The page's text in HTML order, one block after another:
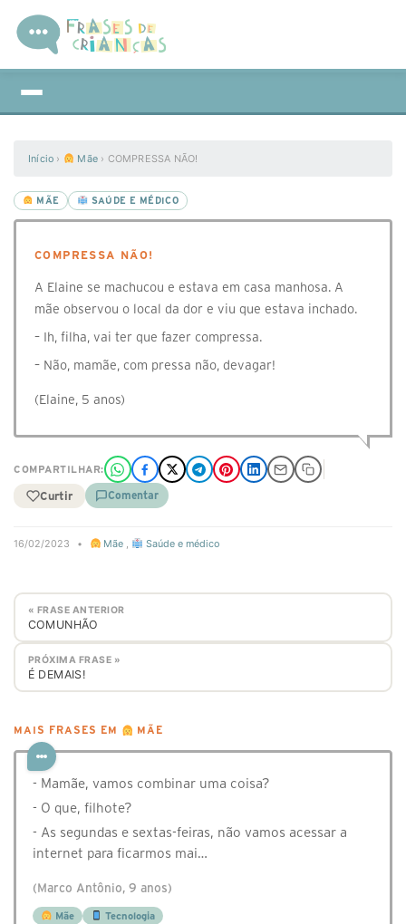
Início › Mãe › COMPRESSA NÃO!
MÃE SAÚDE E MÉDICO
COMPRESSA NÃO!
A Elaine se machucou e estava em casa manhosa. A
mãe observou o local da dor e viu que estava inchado.
– Ih, filha, vai ter que fazer compressa.
– Não, mamãe, com pressa não, devagar!
(Elaine, 5 anos)
COMPARTILHAR:
Curtir Comentar
16/02/2023 • Mãe , Saúde e médico
« FRASE ANTERIOR
COMUNHÃO
PRÓXIMA FRASE »
É DEMAIS!
MAIS FRASES EM MÃE
- Mamãe, vamos combinar uma coisa?
- O que, filhote?
- As segundas e sextas-feiras, não vamos acessar a
internet para ficarmos mai…
(Marco Antônio, 9 anos)
Mãe Tecnologia